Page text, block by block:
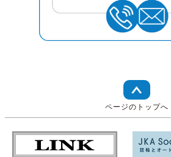
ページのトップへ